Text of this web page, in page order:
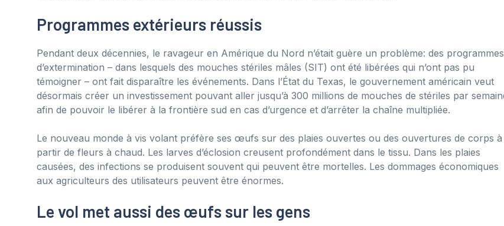
Programmes extérieurs réussis
Pendant deux décennies, le ravageur en Amérique du Nord n’était guère un problème: des programmes
d’extermination – dans lesquels des mouches stériles mâles (SIT) ont été libérées qui n’ont pas pu
témoigner – ont fait disparaître les événements. Dans l’État du Texas, le gouvernement américain veut
désormais créer un investissement pouvant aller jusqu’à 300 millions de mouches de stériles par
afin de pouvoir le libérer à la frontière sud en cas d’urgence et d’arrêter la chaîne multipliée.
Le nouveau monde à vis volant préfère ses œufs sur des plaies ouvertes ou des ouvertures de corps à
partir de fleurs à chaud. Les larves d’éclosion creusent profondément dans le tissu. Dans les plaies
causées, des infections se produisent souvent qui peuvent être mortelles. Les dommages économiques
aux agriculteurs des utilisateurs peuvent être énormes.
Le vol met aussi des œufs sur les gens